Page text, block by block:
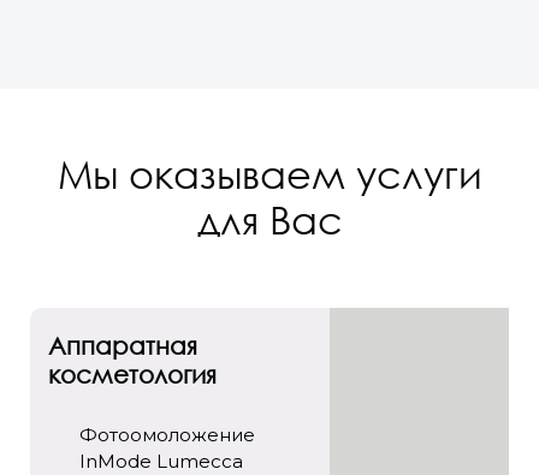
Мы оказываем услуги
для Вас
Аппаратная
косметология
Фотоомоложение
InMode Lumecca